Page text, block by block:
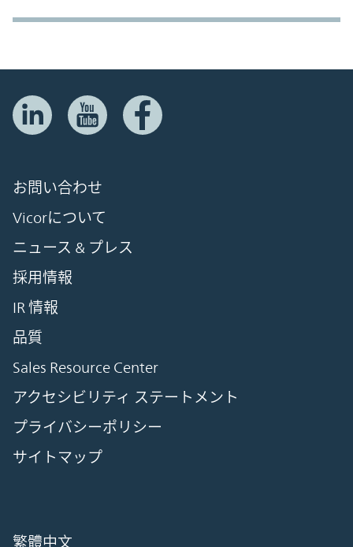
Accordion Section
お問い合わせ
Vicorについて
ニュース & プレス
採用情報
IR 情報
品質
Sales Resource Center
アクセシビリティ ステートメント
プライバシーポリシー
サイトマップ
繁體中文